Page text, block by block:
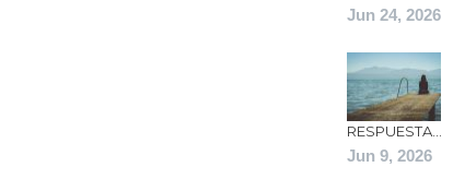
Jun 24, 2026
RESPUESTA…
Jun 9, 2026